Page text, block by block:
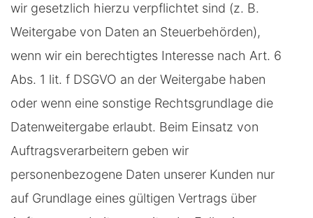
wir gesetzlich hierzu verpflichtet sind (z. B.
Weitergabe von Daten an Steuerbehörden),
wenn wir ein berechtigtes Interesse nach Art. 6
Abs. 1 lit. f DSGVO an der Weitergabe haben
oder wenn eine sonstige Rechtsgrundlage die
Datenweitergabe erlaubt. Beim Einsatz von
Auftragsverarbeitern geben wir
personenbezogene Daten unserer Kunden nur
auf Grundlage eines gültigen Vertrags über